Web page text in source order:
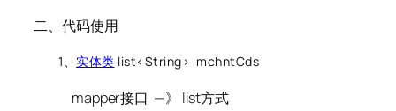
二、代码使用
1、 实体类 list<String> mchntCds
mapper接口 —》 list方式